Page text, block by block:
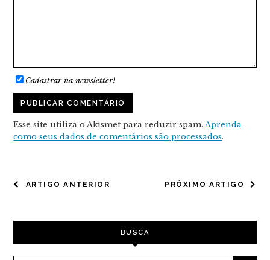
Cadastrar na newsletter!
Esse site utiliza o Akismet para reduzir spam.Aprenda
como seus dados de comentários são processados.
NAVEGAÇÃO
POST
PRÓXIMO ARTIGO
ARTIGO ANTERIOR
BUSCA